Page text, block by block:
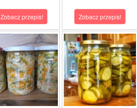
Zobacz przepis! Zobacz przepis!